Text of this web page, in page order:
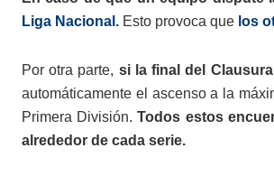
Liga Nacional. Esto provoca que los
Por otra parte, si la final del
automáticamente el ascenso a la
Primera División.Todos estos
alrededor de cada serie.